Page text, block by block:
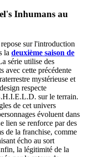
Inhumans au
sur l'introduction
la deuxième saison de
série utilise des
avec cette précédente
mystérieuse et
respecte
sur le terrain.
de cet univers
évoluent dans
lien se renforce par des
de la franchise, comme
écho au sort
la légitimité de la